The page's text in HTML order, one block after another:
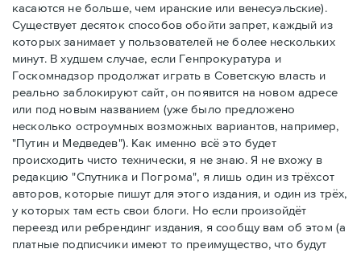
касаются не больше, чем иранские или венесуэльские).
Cуществует десяток способов обойти запрет, каждый из
которых занимает у пользователей не более нескольких
минут. В худшем случае, если Генпрокуратура и
Госкомнадзор продолжат играть в Советскую власть и
реально заблокируют сайт, он появится на новом адресе
или под новым названием (уже было предложено
несколько остроумных возможных вариантов, например,
"Путин и Медведев"). Как именно всё это будет
происходить чисто технически, я не знаю. Я не вхожу в
редакцию "Спутника и Погрома", я лишь один из трёхсот
авторов, которые пишут для этого издания, и один из трёх,
у которых там есть свои блоги. Но если произойдёт
переeзд или ребрендинг издания, я сообщу вам об этом (а
платные подписчики имеют то преимущество, что будут